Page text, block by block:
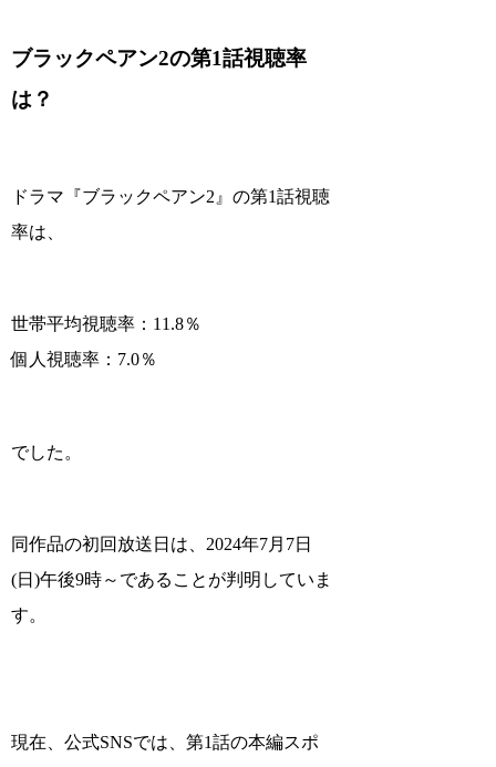
ブラックペアン2の第1話視聴率
は？
ドラマ『ブラックペアン2』の第1話視聴
率は、
世帯平均視聴率：11.8％
個人視聴率：7.0％
でした。
同作品の初回放送日は、 2024年7月7日
(日)午後9時～ であることが判明していま
す。
現在、公式SNSでは、第1話の本編スポ